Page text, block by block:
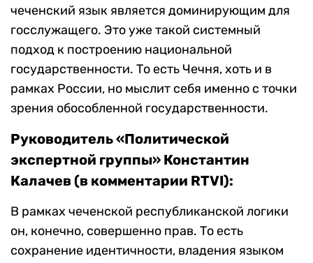
чеченский язык является доминирующим для
госслужащего. Это уже такой системный
подход к построению национальной
государственности. То есть Чечня, хоть и в
рамках России, но мыслит себя именно с точки
зрения обособленной государственности.
Руководитель «Политической
экспертной группы» Константин
Калачев (в комментарии RTVI):
В рамках чеченской республиканской логики
он, конечно, совершенно прав. То есть
сохранение идентичности, владения языком